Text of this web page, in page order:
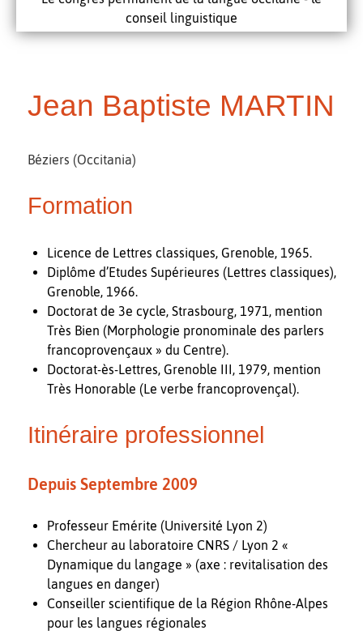
conseil linguistique
Jean Baptiste MARTIN
Béziers (Occitania)
Formation
Licence de Lettres classiques, Grenoble, 1965.
Diplôme d’Etudes Supérieures (Lettres classiques),
Grenoble, 1966.
Doctorat de 3e cycle, Strasbourg, 1971, mention
Très Bien (Morphologie pronominale des parlers
francoprovençaux » du Centre).
Doctorat-ès-Lettres, Grenoble III, 1979, mention
Très Honorable (Le verbe francoprovençal).
Itinéraire professionnel
Depuis Septembre 2009
Professeur Emérite (Université Lyon 2)
Chercheur au laboratoire CNRS / Lyon 2 «
Dynamique du langage » (axe : revitalisation des
langues en danger)
Conseiller scientifique de la Région Rhône-Alpes
pour les langues régionales